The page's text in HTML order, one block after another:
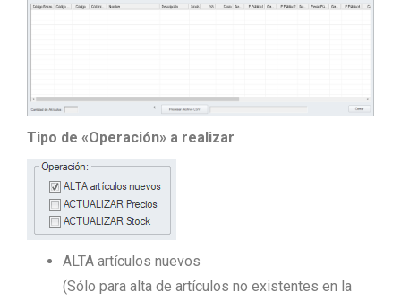
Tipo de «Operación» a realizar
ALTA artículos nuevos
(Sólo para alta de artículos no existentes en la